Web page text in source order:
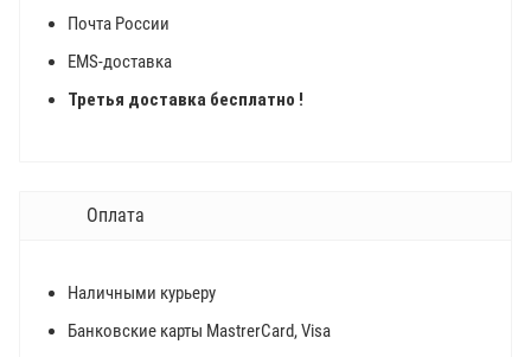
Почта России
EMS-доставка
Третья доставка бесплатно !
Оплата
Наличными курьеру
Банковские карты MastrerCard, Visa